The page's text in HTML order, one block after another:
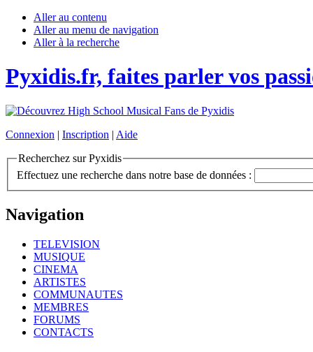
Aller au contenu
Aller au menu de navigation
Aller à la recherche
Pyxidis.fr, faites parler vos
Connexion | Inscription | Aide
Recherchez sur Pyxidis
Effectuez une recherche dans notre base de données :
Navigation
TELEVISION
MUSIQUE
CINEMA
ARTISTES
COMMUNAUTES
MEMBRES
FORUMS
CONTACTS